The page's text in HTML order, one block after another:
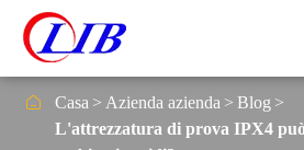
 Casa Azienda azienda
Blog
L'attrezzatura di prova IPX4